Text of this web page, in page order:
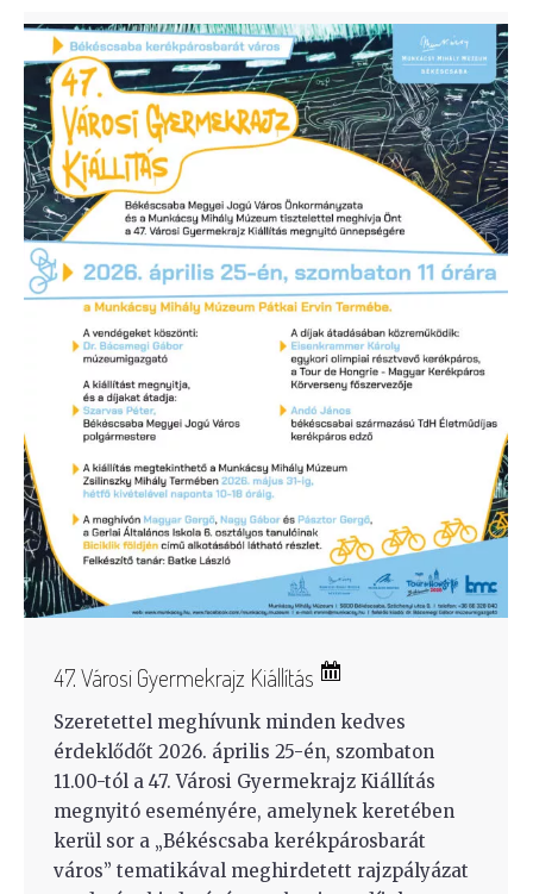
47. Városi Gyermekrajz Kiállítás
Szeretettel meghívunk minden kedves
érdeklődőt 2026. április 25-én, szombaton
11.00-tól a 47. Városi Gyermekrajz Kiállítás
megnyitó eseményére, amelynek keretében
kerül sor a „Békéscsaba kerékpárosbarát
város” tematikával meghirdetett rajzpályázat